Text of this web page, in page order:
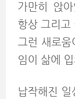
가만히 앉
항상 그리고
그런 새로움
임이 삶에
납작해진